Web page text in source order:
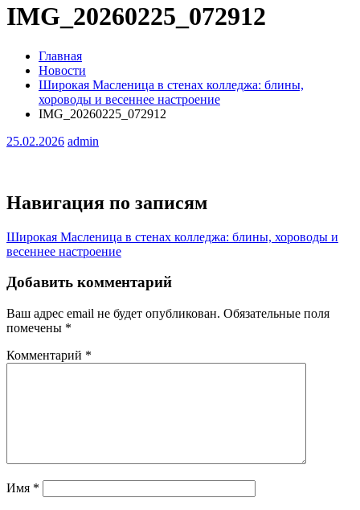
IMG_20260225_072912
Главная
Новости
Широкая Масленица в стенах колледжа: блины,
хороводы и весеннее настроение
IMG_20260225_072912
25.02.2026 admin
Навигация по записям
Широкая Масленица в стенах колледжа: блины, хороводы и
весеннее настроение
Добавить комментарий
Ваш адрес email не будет опубликован. Обязательные поля
помечены *
Комментарий *
Имя *